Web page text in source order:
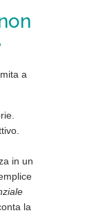
a
in un
la